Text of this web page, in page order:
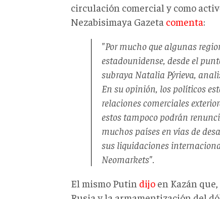
circulación comercial y como
Nezabisimaya Gazeta comenta:
"Por mucho que algunas
estadounidense, desde el
subraya Natalia Pýrieva,
En su opinión, los políticos
relaciones comerciales
estos tampoco podrán
muchos países en vías de
sus liquidaciones
Neomarkets".
El mismo Putin dijo en Kazán